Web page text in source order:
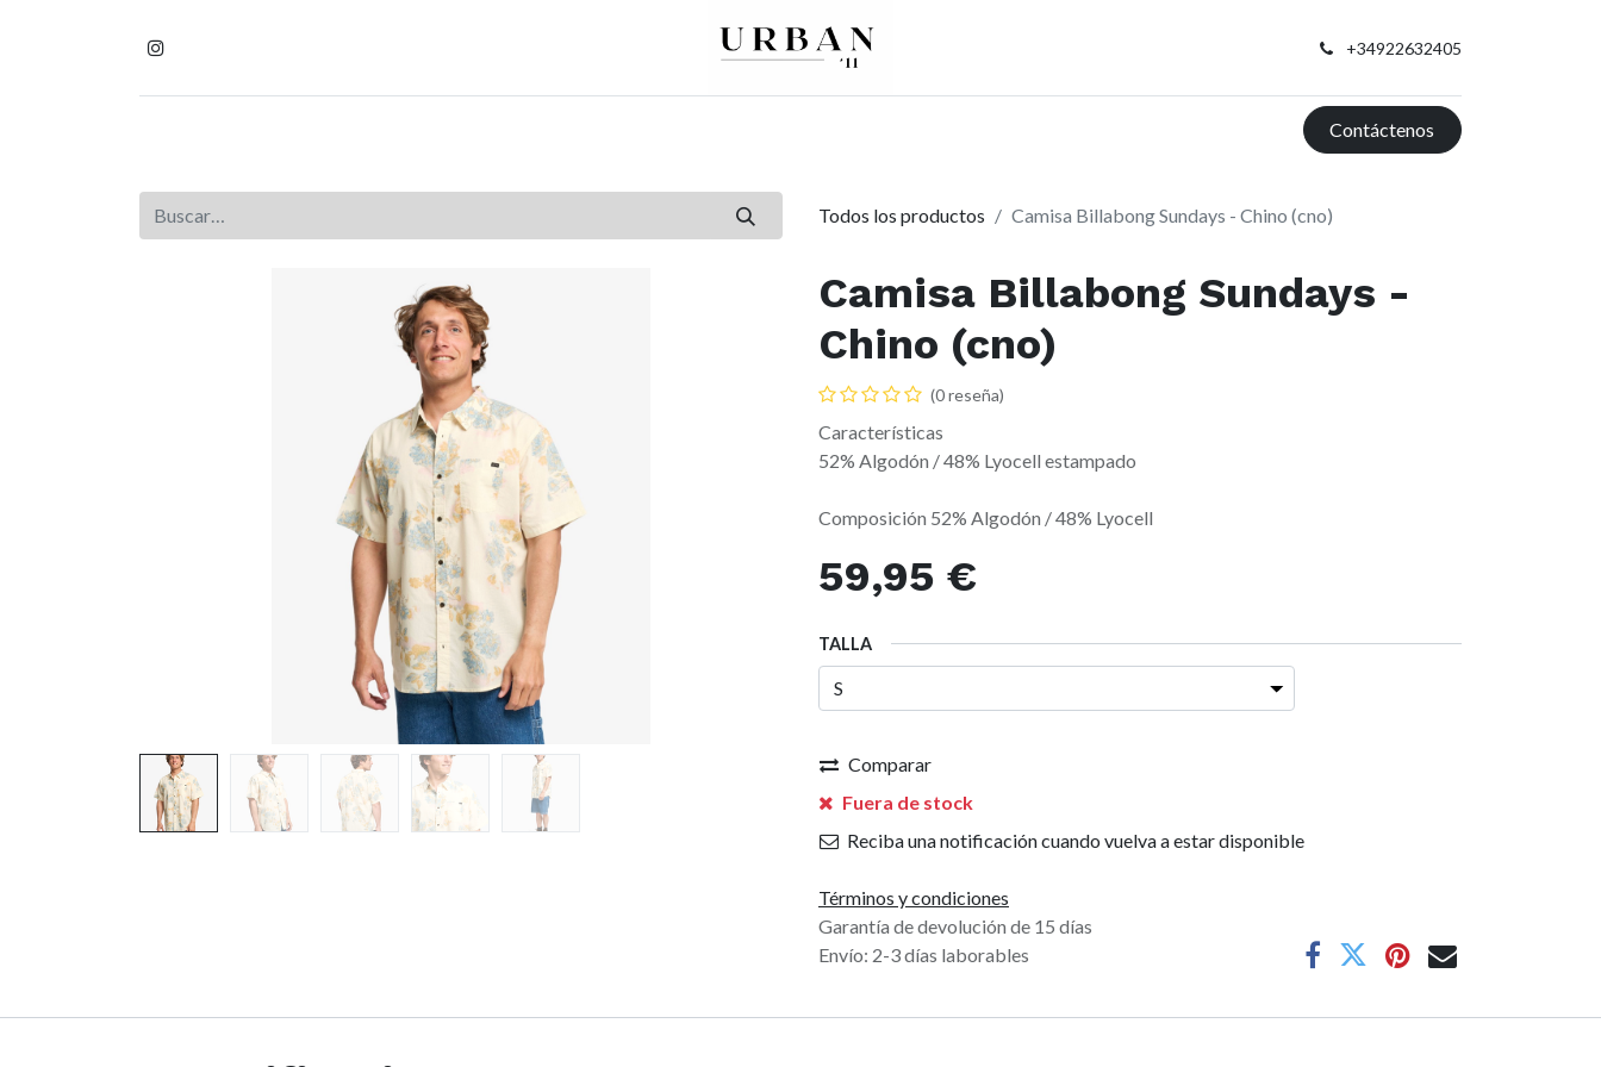
+34922632405
Contáctenos
Todos los productos Camisa Billabong Sundays - Chino (cno)
Camisa Billabong Sundays -
Chino (cno)
(0 reseña)
Características
52% Algodón / 48% Lyocell estampado
Composición 52% Algodón / 48% Lyocell
59,95 €
TALLA
Comparar
Fuera de stock
Reciba una notificación cuando vuelva a estar disponible
Términos y condiciones
Garantía de devolución de 15 días
Envío: 2-3 días laborables